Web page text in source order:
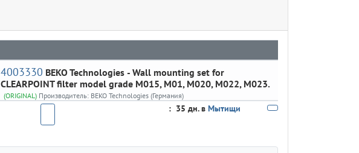
4003330 BEKO Technologies - Wall mounting set for
CLEARPOINT filter model grade M015, M01, M020, M022, M023.
(ORIGINAL)Производитель: BEKO Technologies (Германия)
: 35 дн. в Мытищи